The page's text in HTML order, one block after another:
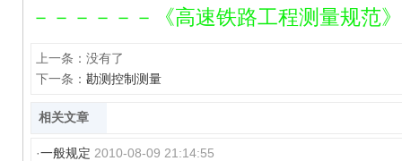
－－－－－－《高速铁路工程测量规范
上一条：没有了
下一条： 勘测控制测量
相关文章
·一般规定 2010-08-09 21:14:55